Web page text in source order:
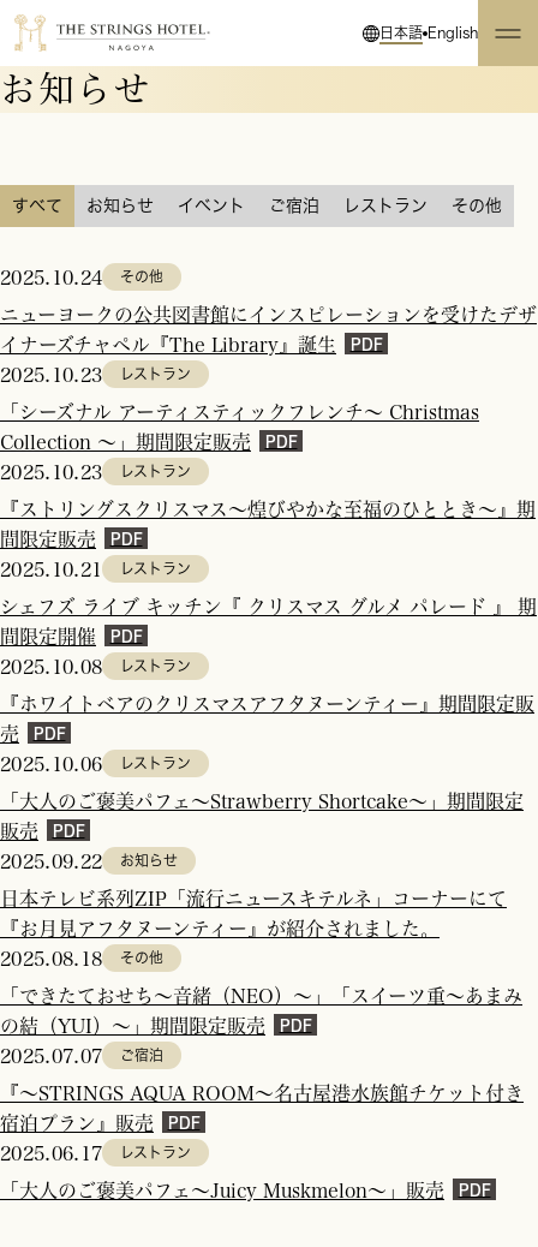
日本語 English
お知らせ
すべて お知らせ イベント ご宿泊 レストラン その他
2025.10.24 その他
ニューヨークの公共図書館にインスピレーションを受けたデザ
イナーズチャペル『The Library』誕生
2025.10.23
レストラン
「シーズナル アーティスティックフレンチ～ Christmas
Collection ～」期間限定販売
2025.10.23
レストラン
『ストリングスクリスマス～煌びやかな至福のひととき～』期
間限定販売
2025.10.21
レストラン
シェフズ ライブ キッチン『 クリスマス グルメ パレード 』 期
間限定開催
2025.10.08
レストラン
『ホワイトベアのクリスマスアフタヌーンティー』期間限定販
売
2025.10.06
レストラン
「大人のご褒美パフェ～Strawberry Shortcake～」期間限定
販売
2025.09.22
お知らせ
日本テレビ系列ZIP「流行ニュースキテルネ」コーナーにて
『お月見アフタヌーンティー』が紹介されました。
2025.08.18
その他
「できたておせち～音緒（NEO）～」「スイーツ重～あまみ
の結（YUI）～」期間限定販売
2025.07.07
ご宿泊
『～STRINGS AQUA ROOM～名古屋港水族館チケット付き
宿泊プラン』販売
2025.06.17
レストラン
「大人のご褒美パフェ～Juicy Muskmelon～」販売